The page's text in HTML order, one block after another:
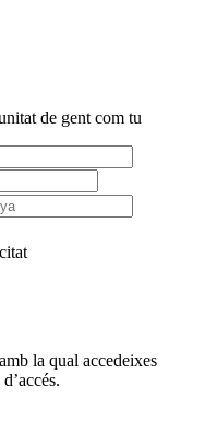
de gent com tu
la qual accedeixes